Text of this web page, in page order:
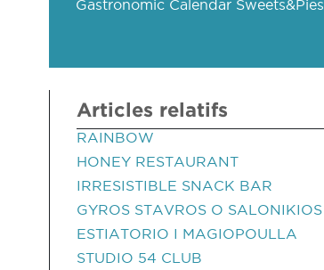
Gastronomic Calendar Sweets&Pies
Articles relatifs
RAINBOW
HONEY RESTAURANT
IRRESISTIBLE SNACK BAR
GYROS STAVROS O SALONIKIOS
ESTIATORIO I MAGIOPOULLA
STUDIO 54 CLUB